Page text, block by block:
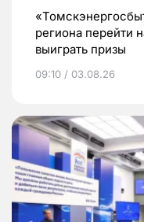
региона перейти
выиграть призы
09:10 / 03.08.26